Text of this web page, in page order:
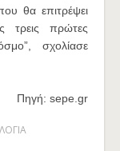
θα επιτρέψει
τρεις πρώτες
σχολίασε
Πηγή: sepe.gr